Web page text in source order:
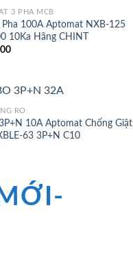
3 PHA MCB
Pha 100A Aptomat NXB-125
10Ka Hãng CHINT
RÒ
10A Aptomat Chống Giật
63 3P+N C10